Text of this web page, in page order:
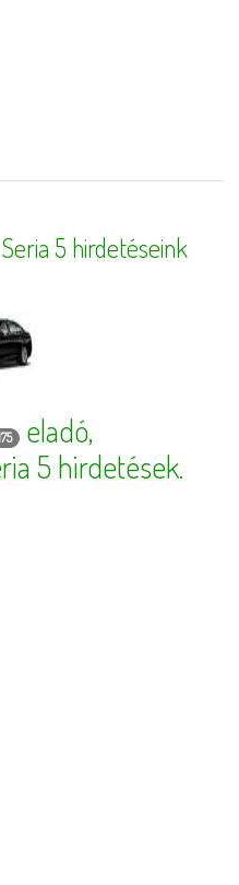
5 hirdetéseink
eladó,
5 hirdetések.